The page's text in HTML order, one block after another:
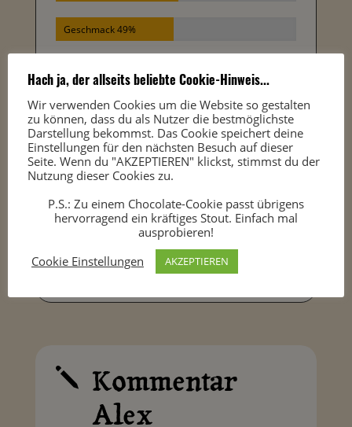
Geschmack 49%
Gesamteindruck 52%
j
Kommentar
Alex
Hach ja, der allseits beliebte Cookie-Hinweis...
Wir verwenden Cookies um die Website so gestalten
zu können, dass du als Nutzer die bestmöglichste
Darstellung bekommst. Das Cookie speichert deine
Einstellungen für den nächsten Besuch auf dieser
Seite. Wenn du "AKZEPTIEREN" klickst, stimmst du der
Nutzung dieser Cookies zu.
P.S.: Zu einem Chocolate-Cookie passt übrigens
hervorragend ein kräftiges Stout. Einfach mal
ausprobieren!
Cookie Einstellungen
AKZEPTIEREN